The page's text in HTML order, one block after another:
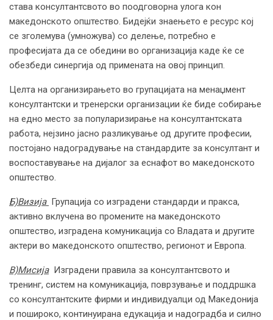
става консултантсвото во поодговорна улога кон
македонското општество. Бидејќи знаењето е ресурс кој
се зголемува (умножува) со делење, потребно е
професијата да се обедини во организација каде ќе се
обезбеди синергија од примената на овој принцип.
Целта на организирањето во групацијата на менаџмент
консултантски и тренерски организации ќе биде собирање
на едно место за популаризирање на консултантската
работа, нејзино јасно разликување од другите професии,
постојано надоградување на стандардите за консултант и
воспоставување на дијалог за еснафот во македонското
општество.
Б)Визија Групација со изградени стандарди и пракса,
активно вклучена во промените на македонското
општество, изградена комуникација со Владата и другите
актери во македонското општество, регионот и Европа.
В)Мисија Изградени правила за консултантсвото и
тренинг, систем на комуникација, поврзување и поддршка
со консултантските фирми и индивидуалци од Македонија
и пошироко, континуирана едукација и надоградба и силно